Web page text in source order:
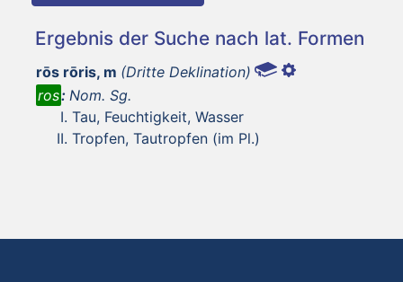
Ergebnis der Suche nach lat. Formen
rōs rōris, m (Dritte Deklination)
ros: Nom. Sg.
Tau, Feuchtigkeit, Wasser
Tropfen, Tautropfen (im Pl.)